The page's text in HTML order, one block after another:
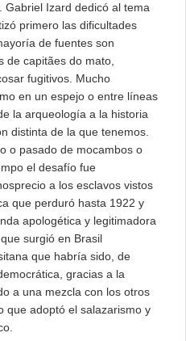
Izard dedicó al tema
primero las dificultades
de fuentes son
de capitães do mato,
fugitivos. Mucho
en un espejo o entre líneas
la arqueología a la historia
distinta de la que tenemos.
o pasado de mocambos o
el desafío fue
a los esclavos vistos
que perduró hasta 1922 y
apologética y legitimadora
surgió en Brasil
que habría sido, de
gracias a la
a una mezcla con los otros
que adoptó el salazarismo y